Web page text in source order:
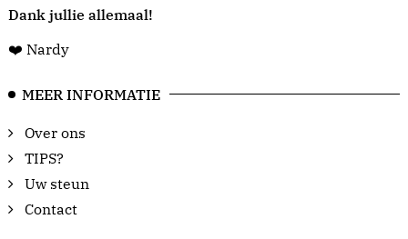
Dank jullie allemaal!
❤️ Nardy
MEER INFORMATIE
Over ons
TIPS?
Uw steun
Contact